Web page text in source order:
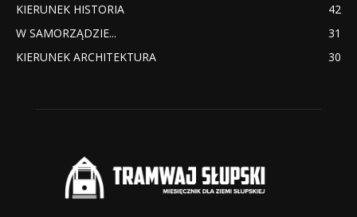
KIERUNEK HISTORIA
42
W SAMORZĄDZIE...
31
KIERUNEK ARCHITEKTURA
30